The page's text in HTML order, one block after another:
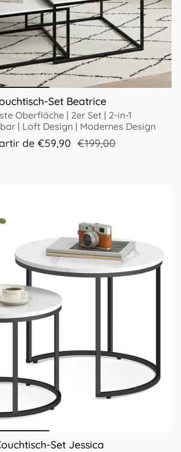
Set Beatrice
Oberfläche | 2er Set | 2-in-1
| Loft Design | Modernes Design
de €59,90 €199,00
Set Jessica